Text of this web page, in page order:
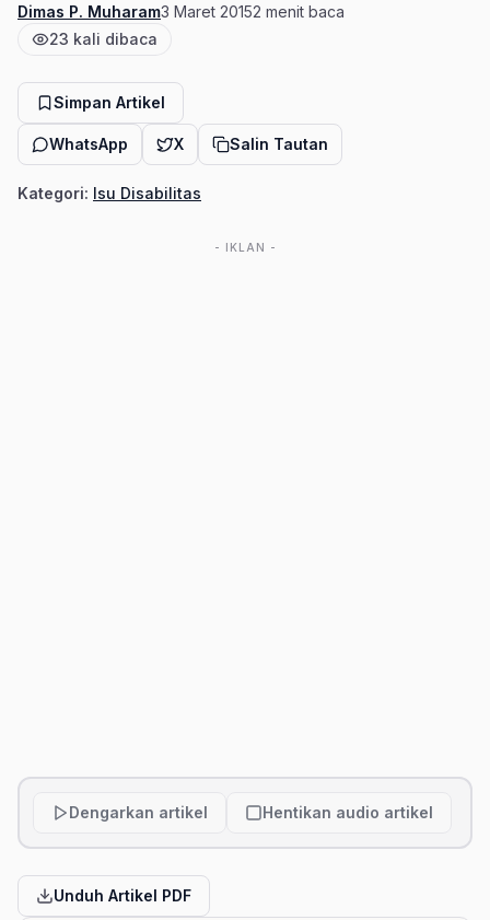
Penulis
Dimas P. MuharamTanggal terbit
3 Maret 2015Estimasi waktu baca
2 menit baca
Jumlah pembaca
23 kali dibaca
Simpan Artikel
WhatsApp X Salin Tautan
Kategori: Isu Disabilitas
- IKLAN -
Dengarkan artikel Hentikan audio artikel
Unduh Artikel PDF